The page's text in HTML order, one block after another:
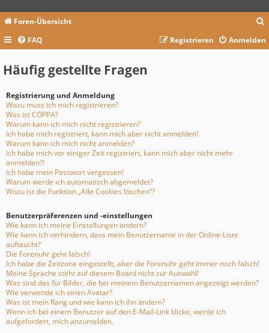
Foren-Übersicht
c
FAQ Anmelden
Registrieren
Häufig gestellte Fragen
Registrierung und Anmeldung
Wozu muss ich mich registrieren?
Was ist COPPA?
Warum kann ich mich nicht registrieren?
Ich habe mich registriert, kann mich aber nicht anmelden!
Warum kann ich mich nicht anmelden?
Ich habe mich vor einiger Zeit registriert, kann mich aber nicht mehr
anmelden?!
Ich habe mein Passwort vergessen!
Warum werde ich automatisch abgemeldet?
Wozu ist die Funktion „Alle Cookies löschen“?
Benutzerpräferenzen und -einstellungen
Wie kann ich meine Einstellungen ändern?
Wie kann ich verhindern, dass mein Benutzername in der Online-Liste
auftaucht?
Die Forenuhr geht falsch!
Ich habe die Zeitzone eingestellt, aber die Forenuhr geht immer noch falsch!
Meine Sprache steht auf diesem Board nicht zur Auswahl!
Was sind das für Bilder, die bei meinem Benutzernamen angezeigt werden?
Wie verwende ich einen Avatar?
Was ist mein Rang und wie kann ich ihn ändern?
Wenn ich bei einem Benutzer auf den E-Mail-Link klicke, werde ich
aufgefordert, mich anzumelden.